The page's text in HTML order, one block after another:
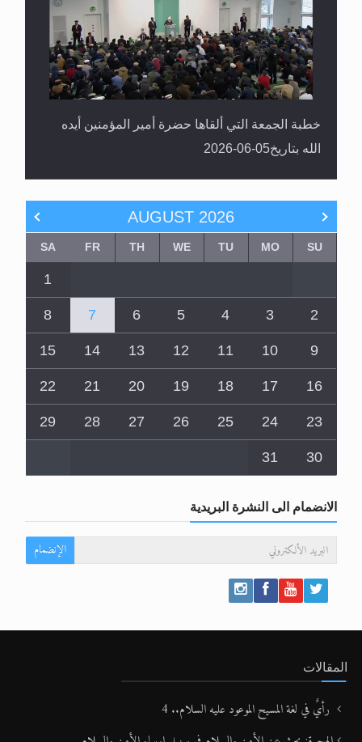
خطبة الجمعة التي ألقاها حضرة أمير المؤمنين أيده
الله بتاريخ05-06-2026
AUGUST 2026
SU
MO
TU
WE
TH
FR
SA
1
2
3
4
5
6
7
8
9
10
11
12
13
14
15
16
17
18
19
20
21
22
23
24
25
26
27
28
29
30
31
الانضمام الى النشرة البريدية
الإنضمام
المقالات
رأيٌ في لغة المسيح الموعود عليه السلام.. 4